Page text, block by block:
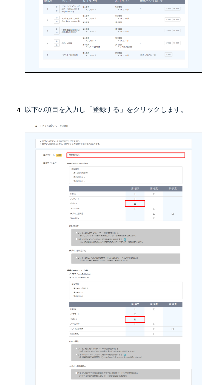
以下の項目を入力し「登録する」をクリックします。